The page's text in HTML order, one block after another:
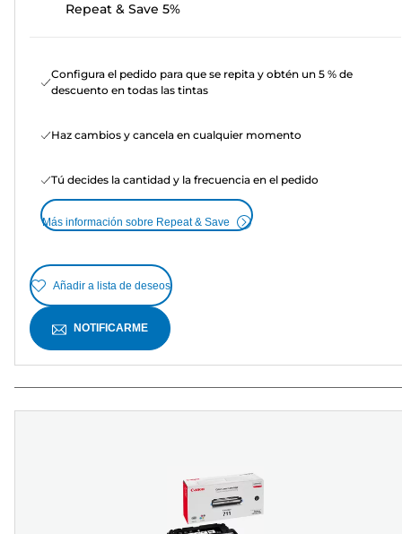
Repeat & Save 5%
Configura el pedido para que se repita y obtén un 5 % de
descuento en todas las tintas
Haz cambios y cancela en cualquier momento
Tú decides la cantidad y la frecuencia en el pedido
Más información sobre Repeat & Save
Añadir a lista de deseos
NOTIFICARME